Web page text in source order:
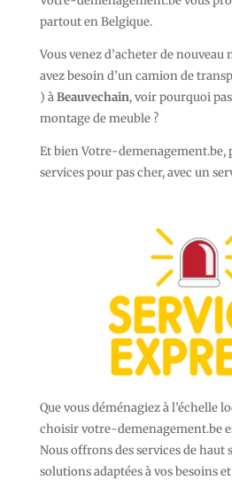
partout en Belgique.
Vous venez d’acheter de nouveau
avez besoin d’un camion de
) àBeauvechain, voir pourquoi
montage de meuble ?
Et bien Votre-demenagement.be,
services pour pas cher, avec un
Que vous déménagiez à l’échelle
choisir votre-demenagement.be
Nous offrons des services de haut
solutions adaptées à vos besoins